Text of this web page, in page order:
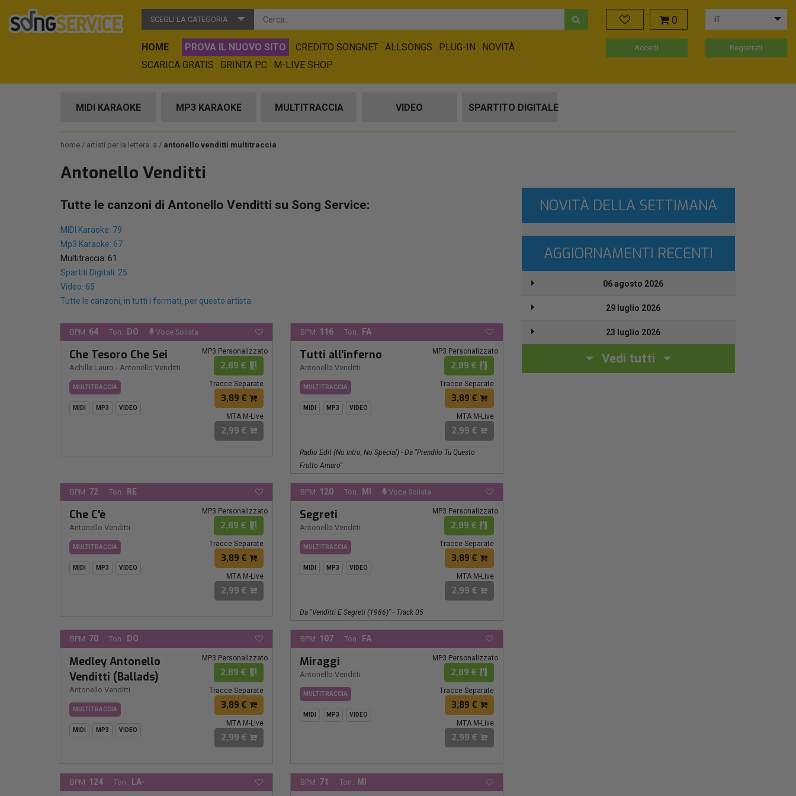
SCEGLI LA CATEGORIA
HOME PROVA IL NUOVO SITO CREDITO SONGNET ALLSONGS PLUG-IN
NOVITÀ
SCARICA GRATIS
GRINTA PC M-LIVE SHOP
0 IT
Accedi Registrati
MIDI KARAOKE MP3 KARAOKE MULTITRACCIA VIDEO SPARTITO DIGITALE
home artisti per la lettera: a antonello venditti multitraccia
Antonello Venditti
Tutte le canzoni di Antonello Venditti su Song Service:
MIDI Karaoke: 79
Mp3 Karaoke: 67
Multitraccia: 61
Spartiti Digitali: 25
Video: 65
Tutte le canzoni, in tutti i formati, per questo artista.
BPM: 64 Ton.: DO Voce Solista
Che Tesoro Che Sei
Achille Lauro - Antonello Venditti
MULTITRACCIA
MIDI MP3 VIDEO
MP3 Personalizzato
2,89 €
Tracce Separate
3,89 €
MTA M-Live
2,99 €
BPM: 116 Ton.: FA
Tutti all'inferno
Antonello Venditti
MULTITRACCIA
MIDI MP3 VIDEO
MP3 Personalizzato
2,89 €
Tracce Separate
3,89 €
MTA M-Live
2,99 €
Radio Edit (No Intro, No Special) - Da "Prendilo Tu Questo
Frutto Amaro"
BPM: 72 Ton.: RE
Che C'è
Antonello Venditti
MULTITRACCIA
MIDI MP3 VIDEO
MP3 Personalizzato
2,89 €
Tracce Separate
3,89 €
MTA M-Live
2,99 €
BPM: 120 Ton.: MI Voce Solista
Segreti
Antonello Venditti
MULTITRACCIA
MIDI MP3 VIDEO
MP3 Personalizzato
2,89 €
Tracce Separate
3,89 €
MTA M-Live
2,99 €
Da "venditti E Segreti (1986)" - Track 05
BPM: 70 Ton.: DO
Medley Antonello
Venditti (Ballads)
Antonello Venditti
MULTITRACCIA
MIDI MP3 VIDEO
MP3 Personalizzato
2,89 €
Tracce Separate
3,89 €
MTA M-Live
2,99 €
BPM: 107 Ton.: FA
Miraggi
Antonello Venditti
MULTITRACCIA
MIDI MP3 VIDEO
MP3 Personalizzato
2,89 €
Tracce Separate
3,89 €
MTA M-Live
2,99 €
BPM: 124 Ton.: LA- BPM: 71 Ton.: MI
NOVITÀ DELLA SETTIMANA
AGGIORNAMENTI RECENTI
06 agosto 2026
29 luglio 2026
23 luglio 2026
Vedi tutti